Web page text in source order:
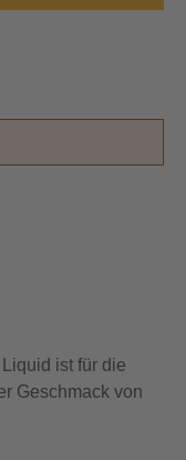
ist für die
Geschmack von